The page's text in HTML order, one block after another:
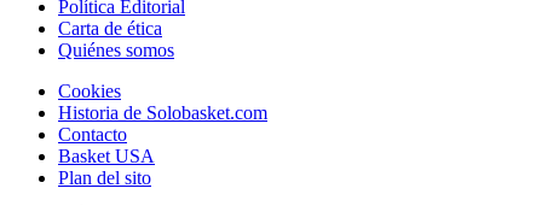
Política Editorial
Carta de ética
Quiénes somos
Cookies
Historia de Solobasket.com
Contacto
Basket USA
Plan del sito